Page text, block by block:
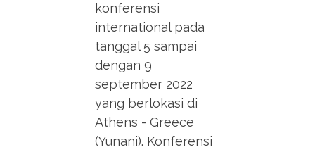
konferensi
international pada
tanggal 5 sampai
dengan 9
september 2022
yang berlokasi di
Athens - Greece
(Yunani). Konferensi